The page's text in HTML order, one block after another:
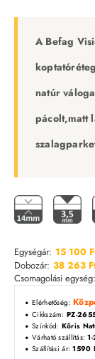
A Befag
natúr
pácolt,matt
Egységár: 15 100
Dobozár: 38 263
Csomagolási egység:
Elérhetőség:
Cikkszám: PZ-
Színkód: Kőris
Várható szállítás:
Szállítási ár: 1590